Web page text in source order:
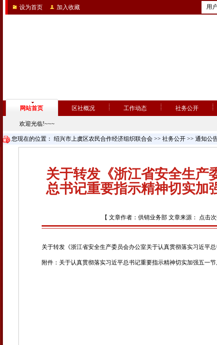
设为首页 加入收藏 用
网站首页 区社概况 工作动态 社务公开
欢迎光临!~~~
您现在的位置： 绍兴市上虞区农民合作经济组织联合会 >> 社务公开 >> 通知公
关于转发《浙江省安全生产
总书记重要指示精神切实加
【 文章作者：供销业务部 文章来源： 点
关于转发《浙江省安全生产委员会办公室关于认真贯彻落实习近平
附件：关于认真贯彻落实习近平总书记重要指示精神切实加强五一